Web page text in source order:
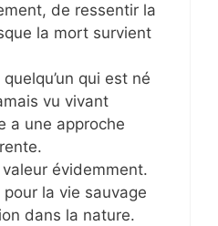
de ressentir la
la mort survient
qui est né
vu vivant
a une approche
évidemment.
pour la vie sauvage
dans la nature.